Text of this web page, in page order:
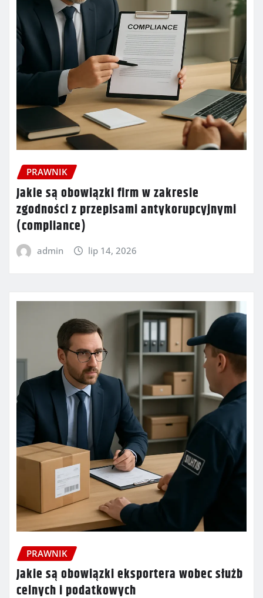
PRAWNIK
Jakie są obowiązki firm w zakresie
zgodności z przepisami antykorupcyjnymi
(compliance)
admin lip 14, 2026
PRAWNIK
Jakie są obowiązki eksportera wobec służb
celnych i podatkowych